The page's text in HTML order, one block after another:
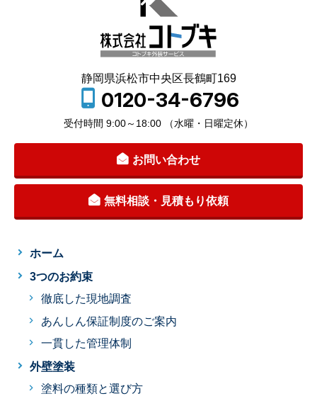
静岡県浜松市中央区長鶴町169
0120-34-6796
受付時間 9:00～18:00 （水曜・日曜定休）
お問い合わせ
無料相談・見積もり依頼
ホーム
3つのお約束
徹底した現地調査
あんしん保証制度のご案内
一貫した管理体制
外壁塗装
塗料の種類と選び方